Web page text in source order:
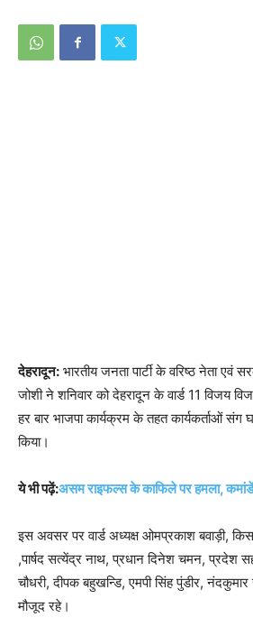
देहरादून: भारतीय जनता पार्टी के वरिष्ठ नेता एवं
जोशी ने शनिवार को देहरादून के वार्ड 11 विजय
हर बार भाजपा कार्यक्रम के तहत कार्यकर्ताओं
किया।
ये भी पढ़ें:असम राइफल्स के काफिले पर हमला,
इस अवसर पर वार्ड अध्यक्ष ओमप्रकाश बवाड़ी,
,पार्षद सत्येंद्र नाथ, प्रधान दिनेश चमन, प्रदेश सह
चौधरी, दीपक बहुखन्डि, एमपी सिंह पुंडीर, नंदकुमार
मौजूद रहे।